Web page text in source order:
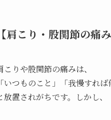
【肩こり・股関節の痛
こりや股関節の痛みは、
「いつものこと」「我慢すれば
放置されがちです。しかし、